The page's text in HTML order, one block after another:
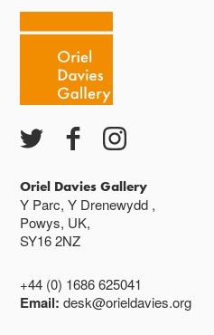
Oriel Davies Gallery
Y Parc, Y Drenewydd ,
Powys, UK,
SY16 2NZ
+44 (0) 1686 625041
Email:desk@orieldavies.org